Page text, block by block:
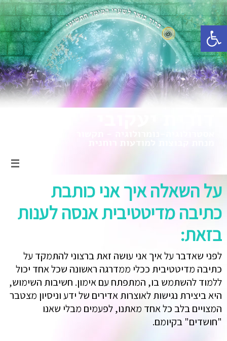
פתח סרגל נגישות
על השאלה איך אני כותבת
כתיבה מדיטטיבית אנסה לענות
בזאת:
לפני שאדבר על איך אני עושה זאת ברצוני להתמקד על
כתיבה מדיטטיבית ככלי ממדרגה ראשונה שכל אחד יכול
ללמוד להשתמש בו, המתפתח עם אימון. חשיבות השימוש,
היא ביצירת נגישות לאוצרות אדירים של ידע וניסיון מצטבר
המצויים בלב כל אחד מאתנו, לפעמים מבלי שאנו
"חושדים" בקיומם.